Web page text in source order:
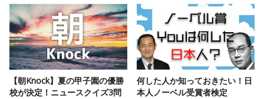
【朝Knock】夏の甲子園の優勝
校が決定！ニュースクイズ3問
何した人か知っておきたい！日
本人ノーベル受賞者検定